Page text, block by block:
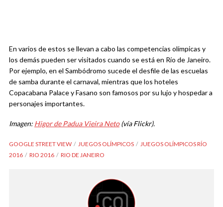
En varios de estos se llevan a cabo las competencias olímpicas y
los demás pueden ser visitados cuando se está en Río de Janeiro.
Por ejemplo, en el Sambódromo sucede el desfile de las escuelas
de samba durante el carnaval, mientras que los hoteles
Copacabana Palace y Fasano son famosos por su lujo y hospedar a
personajes importantes.
Imagen: Higor de Padua Vieira Neto(vía Flickr).
GOOGLE STREET VIEW JUEGOS OLÍMPICOS
JUEGOS OLÍMPICOS RÍO
2016
RIO 2016 RIO DE JANEIRO